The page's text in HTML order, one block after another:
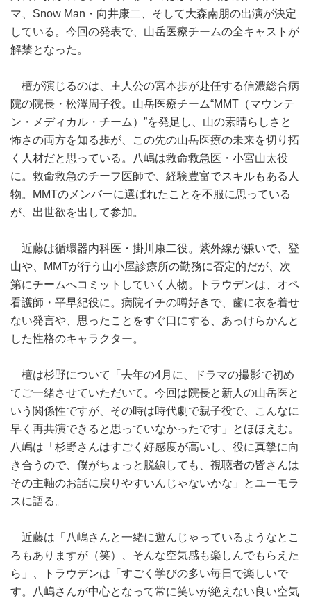
マ、Snow Man・向井康二、そして大森南朋の出演が決定
している。今回の発表で、山岳医療チームの全キャストが
解禁となった。
檀が演じるのは、主人公の宮本歩が赴任する信濃総合病
院の院長・松澤周子役。山岳医療チーム“MMT（マウンテ
ン・メディカル・チーム）”を発足し、山の素晴らしさと
怖さの両方を知る歩が、この先の山岳医療の未来を切り拓
く人材だと思っている。八嶋は救命救急医・小宮山太役
に。救命救急のチーフ医師で、経験豊富でスキルもある人
物。MMTのメンバーに選ばれたことを不服に思っている
が、出世欲を出して参加。
近藤は循環器内科医・掛川康二役。紫外線が嫌いで、登
山や、MMTが行う山小屋診療所の勤務に否定的だが、次
第にチームへコミットしていく人物。トラウデンは、オペ
看護師・平早紀役に。病院イチの噂好きで、歯に衣を着せ
ない発言や、思ったことをすぐ口にする、あっけらかんと
した性格のキャラクター。
檀は杉野について「去年の4月に、ドラマの撮影で初め
てご一緒させていただいて。今回は院長と新人の山岳医と
いう関係性ですが、その時は時代劇で親子役で、こんなに
早く再共演できると思っていなかったです」とほほえむ。
八嶋は「杉野さんはすごく好感度が高いし、役に真摯に向
き合うので、僕がちょっと脱線しても、視聴者の皆さんは
その主軸のお話に戻りやすいんじゃないかな」とユーモラ
スに語る。
近藤は「八嶋さんと一緒に遊んじゃっているようなとこ
ろもありますが（笑）、そんな空気感も楽しんでもらえた
ら」、トラウデンは「すごく学びの多い毎日で楽しいで
す。八嶋さんが中心となって常に笑いが絶えない良い空気